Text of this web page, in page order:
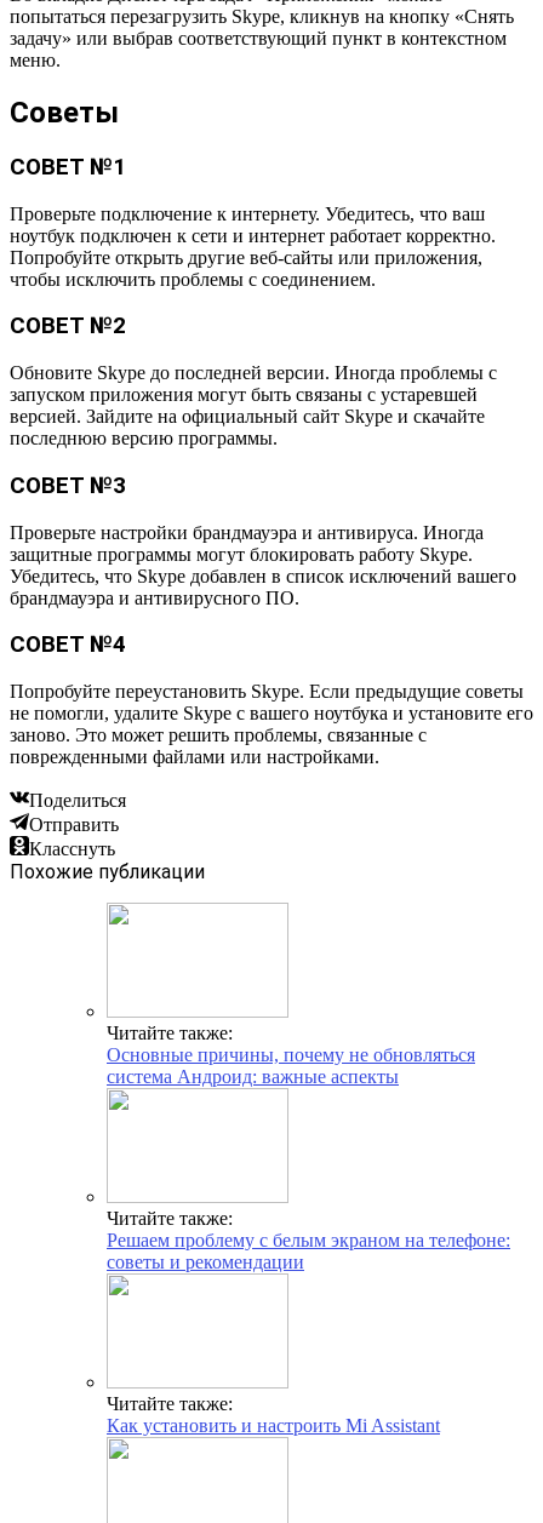
попытаться перезагрузить Skype, кликнув на кнопку «Снять
задачу» или выбрав соответствующий пункт в контекстном
меню.
Советы
СОВЕТ №1
Проверьте подключение к интернету. Убедитесь, что ваш
ноутбук подключен к сети и интернет работает корректно.
Попробуйте открыть другие веб-сайты или приложения,
чтобы исключить проблемы с соединением.
СОВЕТ №2
Обновите Skype до последней версии. Иногда проблемы с
запуском приложения могут быть связаны с устаревшей
версией. Зайдите на официальный сайт Skype и скачайте
последнюю версию программы.
СОВЕТ №3
Проверьте настройки брандмауэра и антивируса. Иногда
защитные программы могут блокировать работу Skype.
Убедитесь, что Skype добавлен в список исключений вашего
брандмауэра и антивирусного ПО.
СОВЕТ №4
Попробуйте переустановить Skype. Если предыдущие советы
не помогли, удалите Skype с вашего ноутбука и установите его
заново. Это может решить проблемы, связанные с
поврежденными файлами или настройками.
Поделиться
Отправить
Класснуть
Похожие публикации
Читайте также:
Основные причины, почему не обновляться
система Андроид: важные аспекты
Читайте также:
Решаем проблему с белым экраном на телефоне:
советы и рекомендации
Читайте также:
Как установить и настроить Mi Assistant